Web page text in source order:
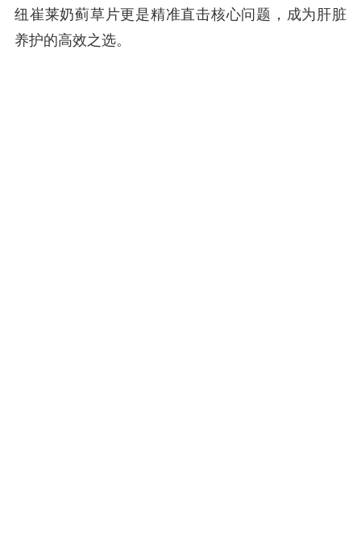
纽崔莱奶蓟草片更是精准直击核心问题，成为肝脏
养护的高效之选。